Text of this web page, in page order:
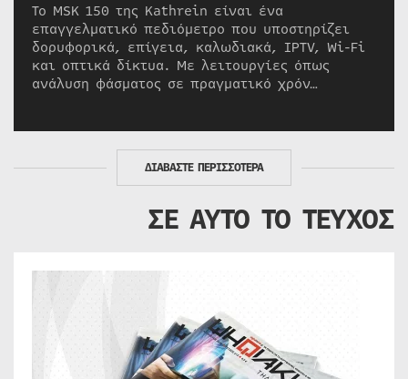
Το MSK 150 της Kathrein είναι ένα
επαγγελματικό πεδιόμετρο που υποστηρίζει
δορυφορικά, επίγεια, καλωδιακά, IPTV, Wi-Fi
και οπτικά δίκτυα. Με λειτουργίες όπως
ανάλυση φάσματος σε πραγματικό χρόν…
ΔΙΑΒΑΣΤΕ ΠΕΡΙΣΣΟΤΕΡΑ
ΣΕ ΑΥΤΟ ΤΟ ΤΕΥΧΟΣ